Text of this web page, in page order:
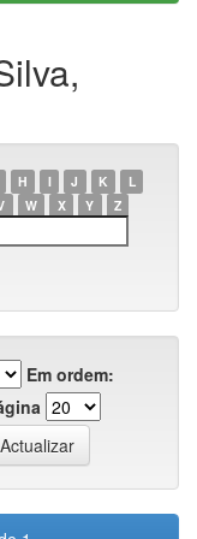
H I J K
L
W X Y Z
Em ordem: